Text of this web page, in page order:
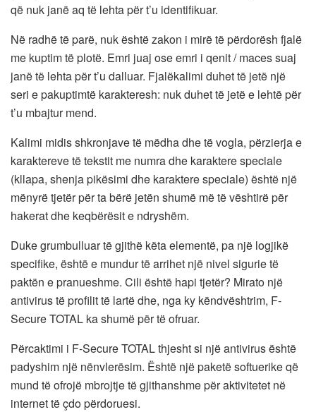
që nuk janë aq të lehta për t’u identifikuar.
Në radhë të parë, nuk është zakon i mirë të përdorësh fjalë
me kuptim të plotë. Emri juaj ose emri i qenit / maces suaj
janë të lehta për t’u dalluar. Fjalëkalimi duhet të jetë një
seri e pakuptimtë karakteresh: nuk duhet të jetë e lehtë për
t’u mbajtur mend.
Kalimi midis shkronjave të mëdha dhe të vogla, përzierja e
karaktereve të tekstit me numra dhe karaktere speciale
(kllapa, shenja pikësimi dhe karaktere speciale) është një
mënyrë tjetër për ta bërë jetën shumë më të vështirë për
hakerat dhe keqbërësit e ndryshëm.
Duke grumbulluar të gjithë këta elementë, pa një logjikë
specifike, është e mundur të arrihet një nivel sigurie të
paktën e pranueshme. Cili është hapi tjetër? Mirato një
antivirus të profilit të lartë dhe, nga ky këndvështrim, F-
Secure TOTAL ka shumë për të ofruar.
Përcaktimi i F-Secure TOTAL thjesht si një antivirus është
padyshim një nënvlerësim. Është një paketë softuerike që
mund të ofrojë mbrojtje të gjithanshme për aktivitetet në
internet të çdo përdoruesi.